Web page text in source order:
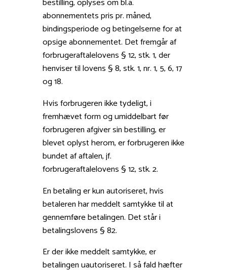
bestilling, oplyses om bl.a.
abonnementets pris pr. måned,
bindingsperiode og betingelserne for at
opsige abonnementet. Det fremgår af
forbrugeraftalelovens § 12, stk. 1, der
henviser til lovens § 8, stk. 1, nr. 1, 5, 6, 17
og 18.
Hvis forbrugeren ikke tydeligt, i
fremhævet form og umiddelbart før
forbrugeren afgiver sin bestilling, er
blevet oplyst herom, er forbrugeren ikke
bundet af aftalen, jf.
forbrugeraftalelovens § 12, stk. 2.
En betaling er kun autoriseret, hvis
betaleren har meddelt samtykke til at
gennemføre betalingen. Det står i
betalingslovens § 82.
Er der ikke meddelt samtykke, er
betalingen uautoriseret. I så fald hæfter